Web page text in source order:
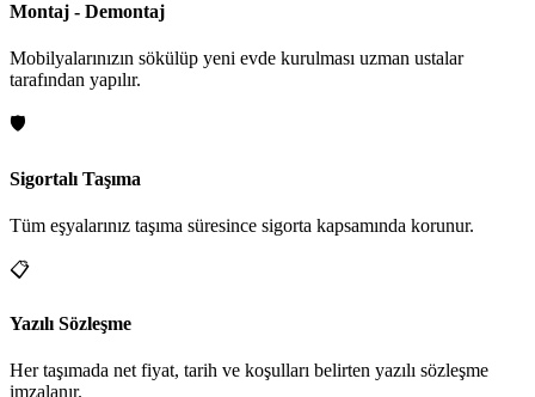
Montaj - Demontaj
Mobilyalarınızın sökülüp yeni evde kurulması uzman ustalar
tarafından yapılır.
🛡️
Sigortalı Taşıma
Tüm eşyalarınız taşıma süresince sigorta kapsamında korunur.
📋
Yazılı Sözleşme
Her taşımada net fiyat, tarih ve koşulları belirten yazılı sözleşme
imzalanır.